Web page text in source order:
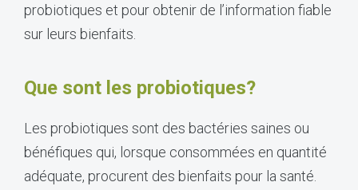
probiotiques et pour obtenir de l’information fiable
sur leurs bienfaits.
Que sont les probiotiques?
Les probiotiques sont des bactéries saines ou
bénéfiques qui, lorsque consommées en quantité
adéquate, procurent des bienfaits pour la santé.